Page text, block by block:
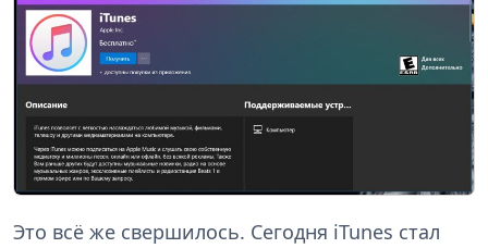
Это всё же свершилось. Сегодня iTunes стал